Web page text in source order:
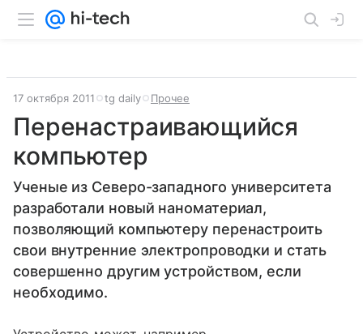
17 октября 2011 tg daily Прочее
Перенастраивающийся
компьютер
Ученые из Северо-западного университета
разработали новый наноматериал,
позволяющий компьютеру перенастроить
свои внутренние электропроводки и стать
совершенно другим устройством, если
необходимо.